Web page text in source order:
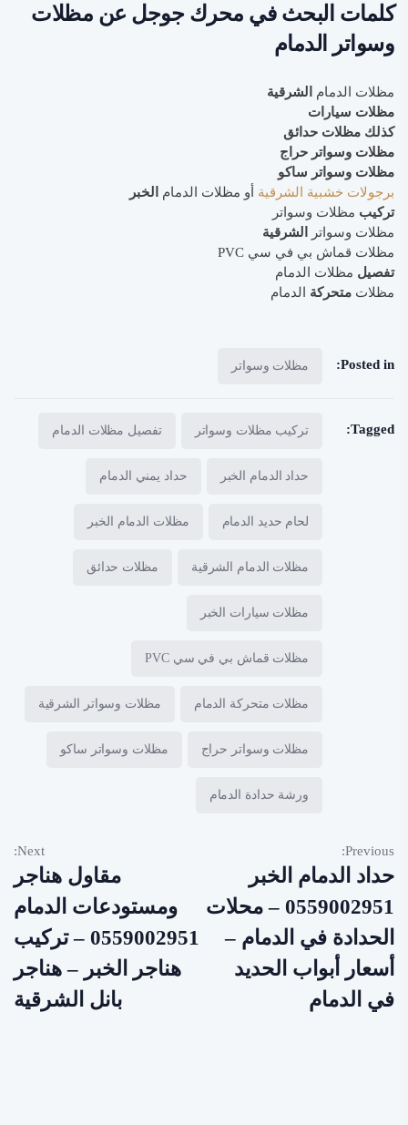
كلمات البحث في محرك جوجل عن مظلات
وسواتر الدمام
مظلات الدمام الشرقية
مظلات سيارات
كذلك مظلات حدائق
مظلات وسواتر حراج
مظلات وسواتر ساكو
برجولات خشبية الشرقية أو مظلات الدمام الخبر
تركيب مظلات وسواتر
مظلات وسواتر
الشرقية
مظلات قماش بي في سي PVC
تفصيل مظلات الدمام
مظلات متحركة الدمام
Posted in: مظلات وسواتر
Tagged: تركيب مظلات وسواتر تفصيل مظلات الدمام
حداد الدمام الخبر حداد يمني الدمام
لحام حديد الدمام مظلات الدمام الخبر
مظلات الدمام الشرقية مظلات حدائق
مظلات سيارات الخبر
مظلات قماش بي في سي PVC
مظلات متحركة الدمام مظلات وسواتر الشرقية
مظلات وسواتر حراج مظلات وسواتر ساكو
ورشة حدادة الدمام
Previous:
حداد الدمام الخبر
0559002951 – محلات
الحدادة في الدمام –
أسعار أبواب الحديد
في الدمام
Next:
مقاول هناجر
ومستودعات الدمام
0559002951 – تركيب
هناجر الخبر – هناجر
بانل الشرقية